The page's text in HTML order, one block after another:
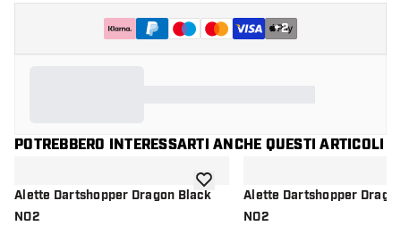
+2
POTREBBERO INTERESSARTI ANCHE QUESTI ARTICOLI
Alette Dartshopper Dragon Black
NO2
aggiungi alla lista dei desideri
Alette Dartshopper
NO2